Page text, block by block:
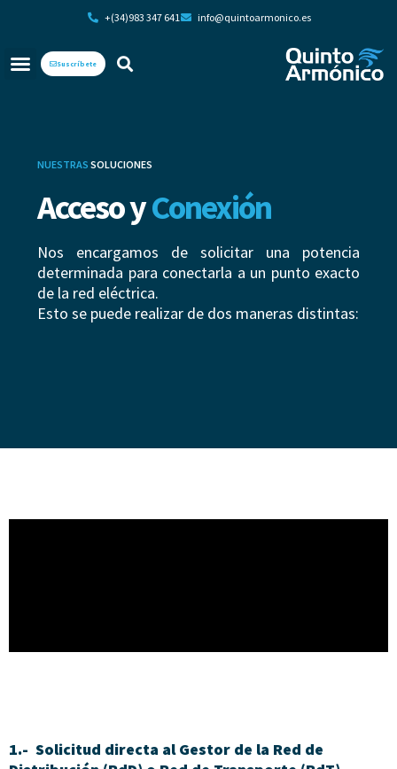
+(34)983 347 641 info@quintoarmonico.es
Suscríbete
NUESTRAS SOLUCIONES
Acceso yConexión
Nos encargamos de solicitar una potencia
determinada para conectarla a un punto exacto
de la red eléctrica.
Esto se puede realizar de dos maneras distintas:
1.- Solicitud directa al Gestor de la Red de